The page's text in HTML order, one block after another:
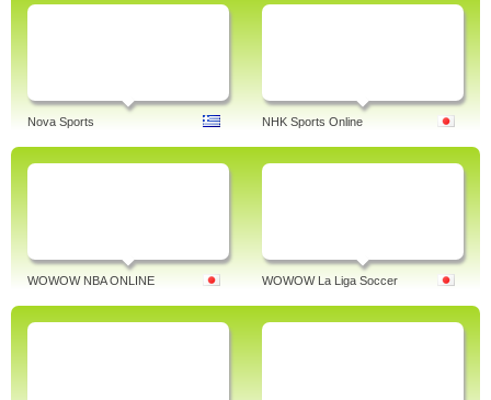
Nova Sports NHK Sports Online
WOWOW NBA ONLINE WOWOW La Liga Soccer